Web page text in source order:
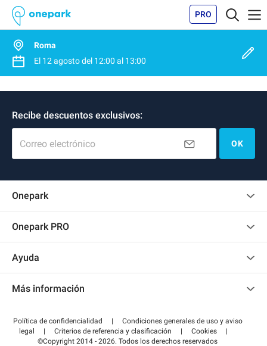
PRO
Roma
El 12 agostodel 12:00 al 13:00
Recibe descuentos exclusivos:
Correo electrónico OK
Onepark
Onepark PRO
Convertirse en colaborador
Acceder a mi área de colaborador
Ayuda
Pagar el aparcamiento FLOW
Más información
Guía de estacionamiento
Política de confidencialidad |
Condiciones generales de uso y aviso
legal
| Criterios de referencia y clasificación | Cookies
|
©Copyright 2014 - 2026. Todos los derechos reservados